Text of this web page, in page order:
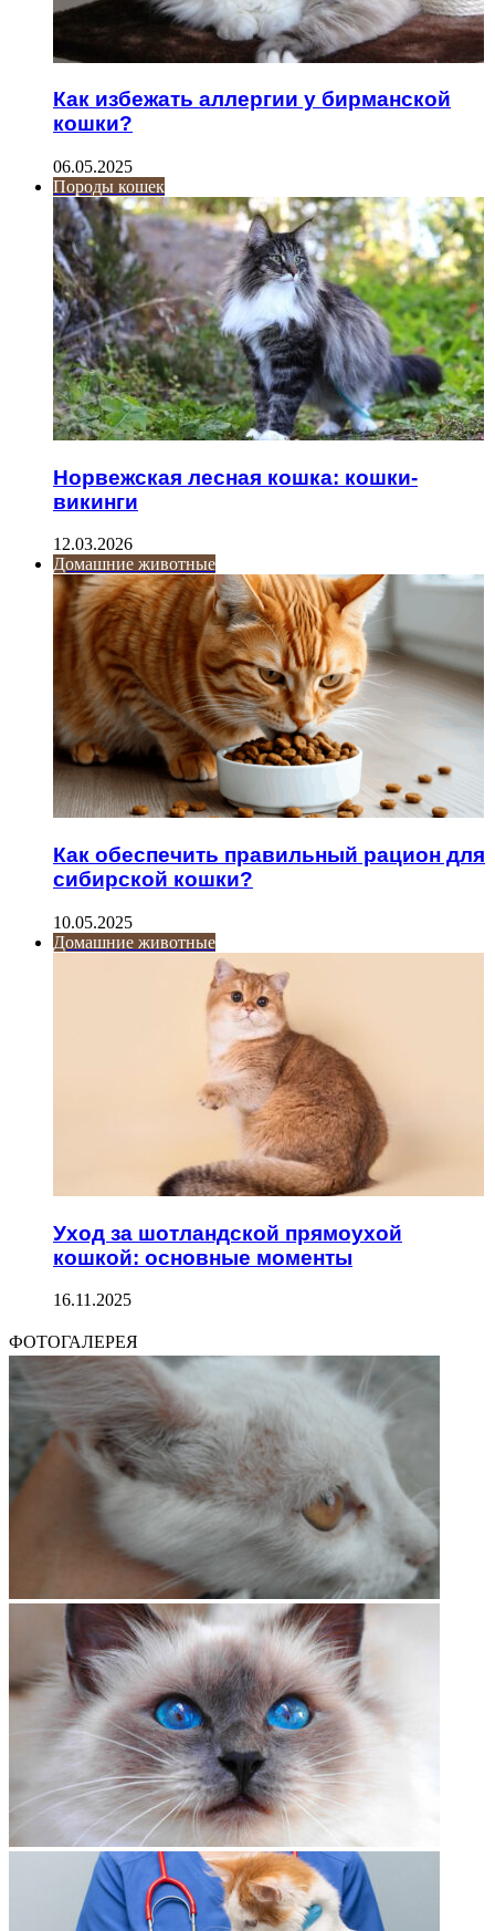
Как избежать аллергии у бирманской
кошки?
06.05.2025
Породы кошек
Норвежская лесная кошка: кошки-
викинги
12.03.2026
Домашние животные
Как обеспечить правильный рацион для
сибирской кошки?
10.05.2025
Домашние животные
Уход за шотландской прямоухой
кошкой: основные моменты
16.11.2025
ФОТОГАЛЕРЕЯ